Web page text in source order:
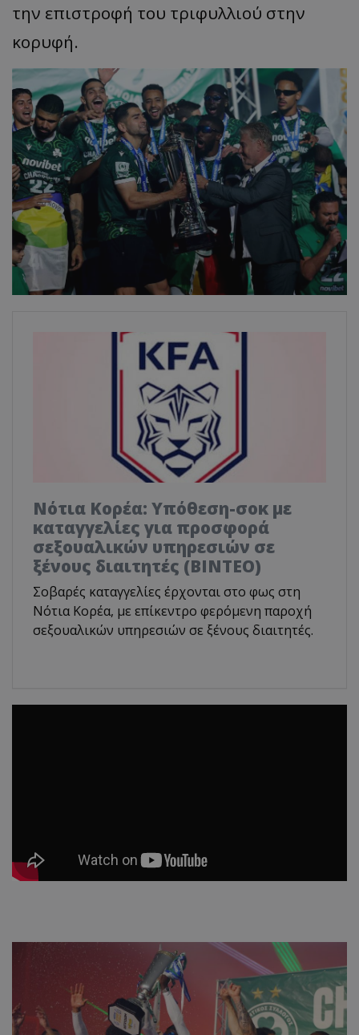
την επιστροφή του τριφυλλιού στην
κορυφή.
Νότια Κορέα: Υπόθεση-σοκ με
καταγγελίες για προσφορά
σεξουαλικών υπηρεσιών σε
ξένους διαιτητές (BINTEO)
Σοβαρές καταγγελίες έρχονται στο φως στη
Νότια Κορέα, με επίκεντρο φερόμενη παροχή
σεξουαλικών υπηρεσιών σε ξένους διαιτητές.